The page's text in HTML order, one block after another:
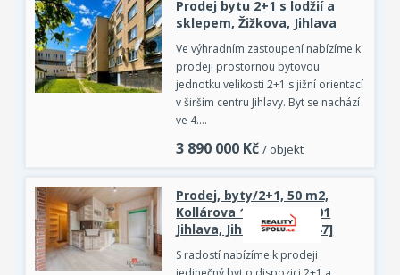
Prodej bytu 2+1 s lodžií a
sklepem, Žižkova, Jihlava
Ve výhradním zastoupení nabízíme k
prodeji prostornou bytovou
jednotku velikosti 2+1 s jižní orientací
v širším centru Jihlavy. Byt se nachází
ve 4.…
3 890 000 Kč / objekt
Prodej, byty/2+1, 50 m2,
Kollárova 1447/18, 58601
Jihlava, Jihlava [ID 84947]
S radostí nabízíme k prodeji